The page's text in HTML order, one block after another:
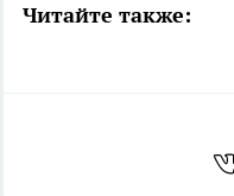
Читайте также: